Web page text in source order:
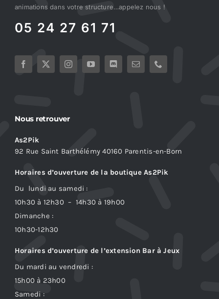
animations dans votre structure…appelez nous !
05 24 27 61 71
Nous retrouver
As2Pik
92 Rue Saint Barthélémy 40160 Parentis-en-Born
Horaires d’ouverture de la boutique As2Pik
Du lundi au samedi :
10h30 à 12h30 – 14h30 à 19h00
Dimanche :
10h30-12h30
Horaires d’ouverture de l’extension Bar à Jeux
Du mardi au vendredi :
15h00 à 23h00
Samedi :